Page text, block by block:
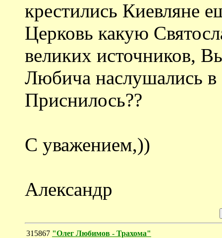
крестились Киевляне
Церковь какую
великих источников,
Любича наслушались в
Приснилось??
С уважением,))
Александр
315867 "Олег Любимов - Трахома"